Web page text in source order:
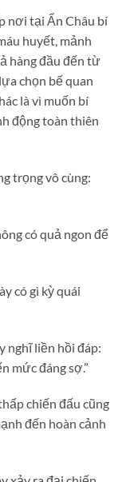
nơi tại Ẩn Châu bí
huyết, mảnh
hàng đầu đến từ
chọn bế quan
là vì muốn bí
động toàn thiên
trọng vô cùng:
có quả ngon để
có gì kỳ quái
nghĩ liền hồi đáp:
mức đáng sợ.”
chiến đấu cũng
đến hoàn cảnh